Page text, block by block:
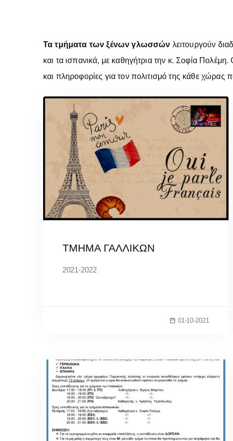
Τα τμήματα των ξένων γλωσσών λειτουργούν
και τα ισπανικά, με καθηγήτρια την κ. Σοφία
και πληροφορίες για τον πολιτισμό της κάθε χώρας
ΤΜΗΜΑ ΓΑΛΛΙΚΩΝ
2021-2022
01-10-2021